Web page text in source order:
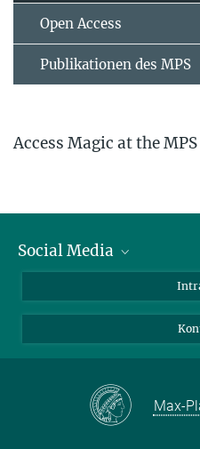
Open Access
Publikationen des MPS
Access Magic at the MPS
Sie finden dieses Video
werden Sie dorthin
Social Media
Facebook
Instagram
Mastodon
Max-